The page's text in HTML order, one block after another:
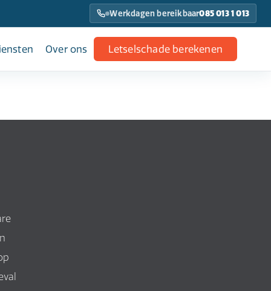
Werkdagen bereikbaar085 013 1 013
Over ons Letselschade berekenen